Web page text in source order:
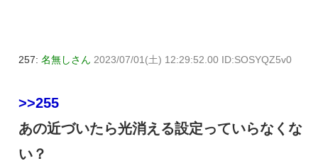
257: 名無しさん 2023/07/01(土) 12:29:52.00 ID:SOSYQZ5v0
>>255
あの近づいたら光消える設定っていらなくな
い？